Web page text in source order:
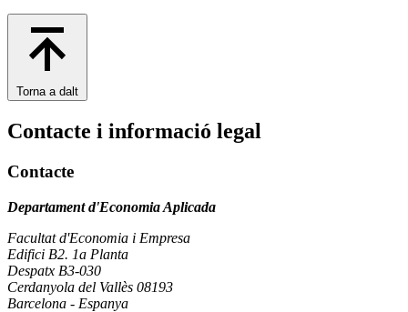
Torna a dalt
Contacte i informació legal
Contacte
Departament d'Economia Aplicada
Facultat d'Economia i Empresa
Edifici B2. 1a Planta
Despatx B3-030
Cerdanyola del Vallès 08193
Barcelona - Espanya